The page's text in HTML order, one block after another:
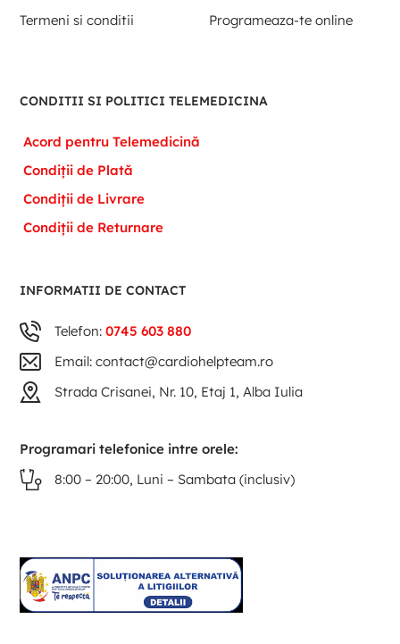
Termeni si conditii
Programeaza-te online
CONDITII SI POLITICI TELEMEDICINA
Acord pentru Telemedicină
Condiții de Plată
Condiții de Livrare
Condiții de Returnare
INFORMATII DE CONTACT
Telefon:0745 603 880
Email: contact@cardiohelpteam.ro
Strada Crisanei, Nr. 10, Etaj 1, Alba Iulia
Programari telefonice intre orele:
8:00 – 20:00, Luni – Sambata (inclusiv)